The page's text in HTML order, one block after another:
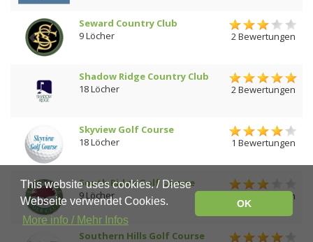
Seward Country Club
9 Löcher
2 Bewertungen
Shadow Ridge Country Club
18 Löcher
2 Bewertungen
Skyview Golf Course
18 Löcher
1 Bewertungen
South Ridge Golf Course
9 Löcher
1 Bewertungen
Southern Hills Golf Course
This website uses cookies. / Diese
Webseite verwendet Cookies.
More info / Mehr Infos
OK